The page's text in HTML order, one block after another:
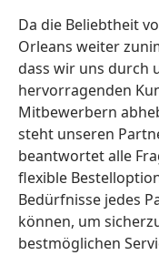
Da die Beliebtheit
Orleans weiter
dass wir uns durch
hervorragenden
Mitbewerbern
steht unseren
beantwortet alle
flexible
Bedürfnisse jedes
können, um
bestmöglichen